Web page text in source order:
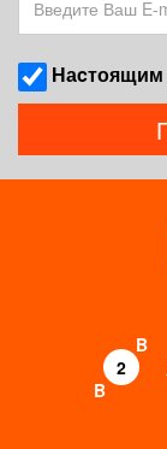
Наcтоящим
B
2
B